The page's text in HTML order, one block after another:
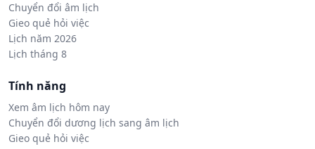
Chuyển đổi âm lịch
Gieo quẻ hỏi việc
Lịch năm 2026
Lịch tháng 8
Tính năng
Xem âm lịch hôm nay
Chuyển đổi dương lịch sang âm lịch
Gieo quẻ hỏi việc